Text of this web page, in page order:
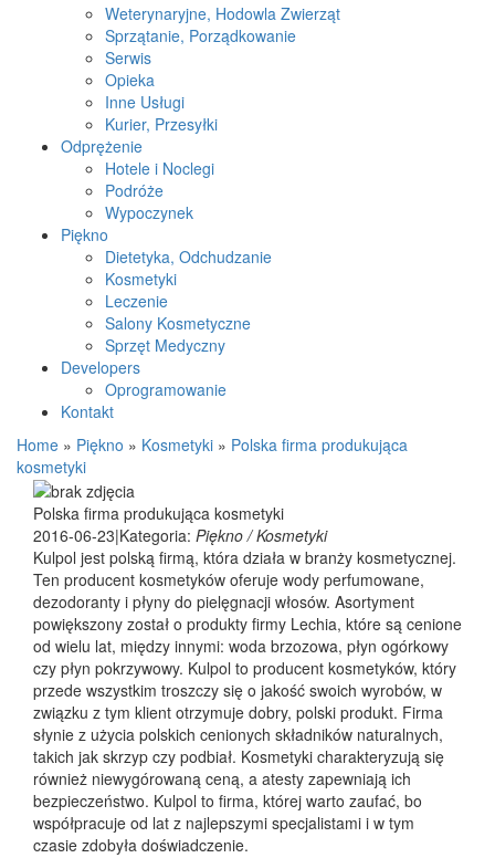
Weterynaryjne, Hodowla Zwierząt
Sprzątanie, Porządkowanie
Serwis
Opieka
Inne Usługi
Kurier, Przesyłki
Odprężenie
Hotele i Noclegi
Podróże
Wypoczynek
Piękno
Dietetyka, Odchudzanie
Kosmetyki
Leczenie
Salony Kosmetyczne
Sprzęt Medyczny
Developers
Oprogramowanie
Kontakt
Home » Piękno » Kosmetyki » Polska firma produkująca
kosmetyki
Polska firma produkująca kosmetyki
2016-06-23|Kategoria: Piękno / Kosmetyki
Kulpol jest polską firmą, która działa w branży kosmetycznej.
Ten producent kosmetyków oferuje wody perfumowane,
dezodoranty i płyny do pielęgnacji włosów. Asortyment
powiększony został o produkty firmy Lechia, które są cenione
od wielu lat, między innymi: woda brzozowa, płyn ogórkowy
czy płyn pokrzywowy. Kulpol to producent kosmetyków, który
przede wszystkim troszczy się o jakość swoich wyrobów, w
związku z tym klient otrzymuje dobry, polski produkt. Firma
słynie z użycia polskich cenionych składników naturalnych,
takich jak skrzyp czy podbiał. Kosmetyki charakteryzują się
również niewygórowaną ceną, a atesty zapewniają ich
bezpieczeństwo. Kulpol to firma, której warto zaufać, bo
współpracuje od lat z najlepszymi specjalistami i w tym
czasie zdobyła doświadczenie.